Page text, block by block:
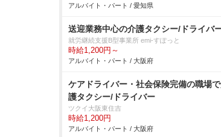
アルバイト・パート / 愛知県
送迎業務中心の介護タクシー/ドライバ
就労継続支援B型事業所 emi-すぽっと
時給1,200円～
アルバイト・パート / 大阪府
ケアドライバー・社会保険完備の職場
護タクシー/ドライバー
ツクイ大阪東住吉
時給1,200円
アルバイト・パート / 大阪府